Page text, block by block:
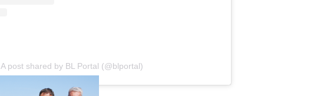
A post shared by BL Portal (@blportal)